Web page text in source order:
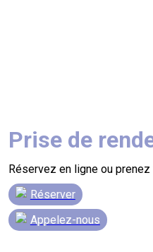
Prise de
Réservez en ligne ou
Réserver
Appelez-nous